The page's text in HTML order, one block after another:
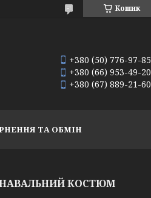
Кошик
+380 (50) 776-97-85
+380 (66) 953-49-20
+380 (67) 889-21-60
ТА ОБМІН
КОСТЮМ